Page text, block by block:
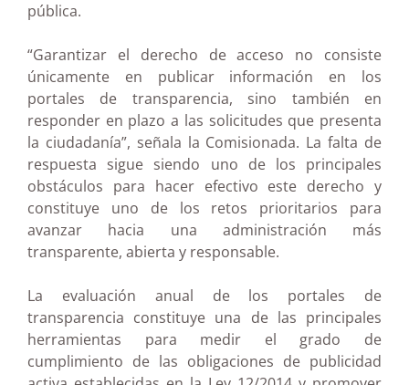
pública.
“Garantizar el derecho de acceso no consiste
únicamente en publicar información en los
portales de transparencia, sino también en
responder en plazo a las solicitudes que presenta
la ciudadanía”, señala la Comisionada. La falta de
respuesta sigue siendo uno de los principales
obstáculos para hacer efectivo este derecho y
constituye uno de los retos prioritarios para
avanzar hacia una administración más
transparente, abierta y responsable.
La evaluación anual de los portales de
transparencia constituye una de las principales
herramientas para medir el grado de
cumplimiento de las obligaciones de publicidad